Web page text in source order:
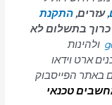
, עזרים,התקנת
כרוך בתשלום לא
ולהינות
ארט וידאו
באתר הפייסבוק
טכנאי